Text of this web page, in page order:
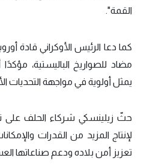
القمة".
كما دعا الرئيس الأوكراني قادة
مضاد للصواريخ الباليستية،
يمثل أولوية في مواجهة التحديات
حثّ زيلينسكي شركاء الحلف على
لإنتاج المزيد من القدرات
تعزيز أمن بلاده ودعم صناعاتها